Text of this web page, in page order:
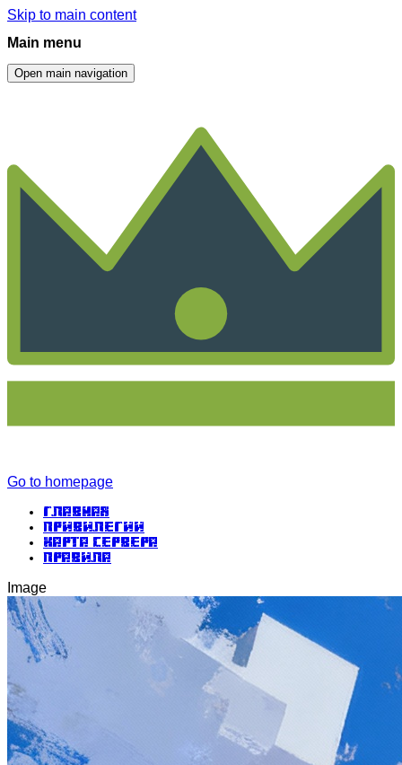
Skip to main content
Main menu
Open main navigation
Go to homepage
Главная
Привилегии
Карта сервера
Правила
Image